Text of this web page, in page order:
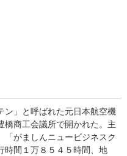
」と呼ばれた元日本航空機
橋商工会議所で開かれた。主
「がましんニュービジネスク
間１万８５４５時間、地